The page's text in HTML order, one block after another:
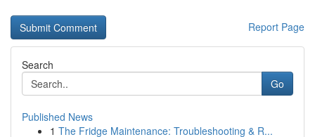
Report Page
Search
Go
Published News
1 The Fridge Maintenance: Troubleshooting & R...